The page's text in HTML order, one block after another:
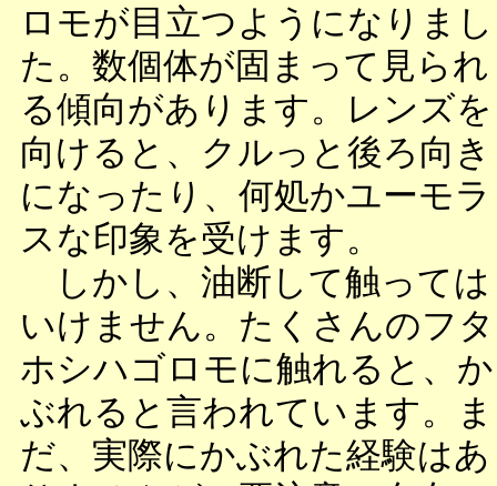
ロモが目立つようになりまし
た。数個体が固まって見られ
る傾向があります。レンズを
向けると、クルっと後ろ向き
になったり、何処かユーモラ
スな印象を受けます。
しかし、油断して触っては
いけません。たくさんのフタ
ホシハゴロモに触れると、か
ぶれると言われています。ま
だ、実際にかぶれた経験はあ